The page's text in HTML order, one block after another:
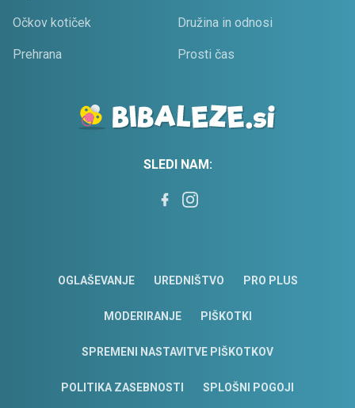
Očkov kotiček Družina in odnosi
Prehrana Prosti čas
SLEDI NAM:
OGLAŠEVANJE UREDNIŠTVO PRO PLUS
MODERIRANJE PIŠKOTKI
SPREMENI NASTAVITVE PIŠKOTKOV
POLITIKA ZASEBNOSTI SPLOŠNI POGOJI